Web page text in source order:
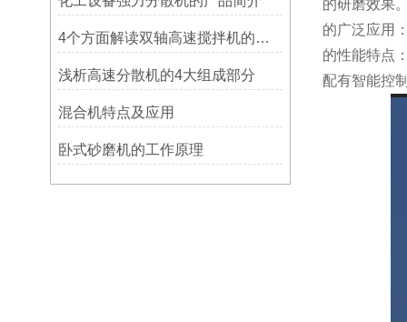
4个方面解读双轴高速搅拌机的结构和性能
浅析高速分散机的4大组成部分
混合机特点及应用
卧式砂磨机的工作原理
的研磨效果
的广泛应用
的性能特点
配有智能控